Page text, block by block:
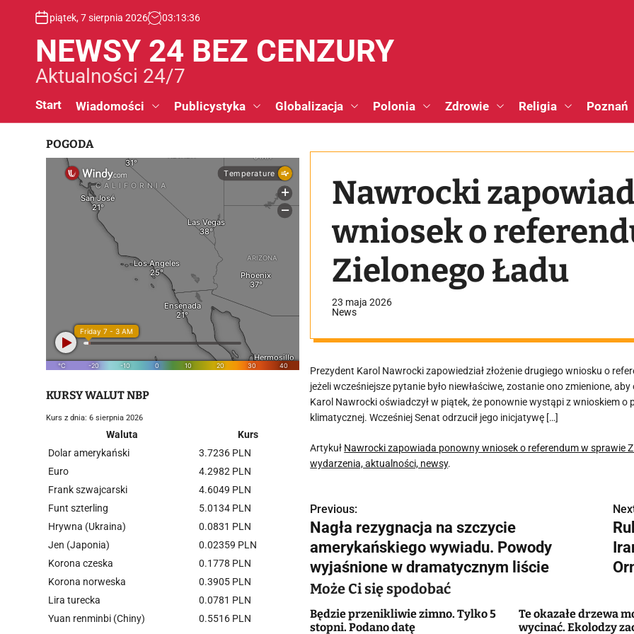
piątek, 7 sierpnia 2026 03:13:36
NEWSY 24 BEZ CENZURY
Aktualności 24/7
Start Wiadomości Publicystyka Globalizacja Polonia Zdrowie Religia Poznań
Nawrocki
wniosek o
Zielonego Ładu
23 maja 2026
News
Prezydent Karol Nawrocki zapowiedział złożenie drugiego wniosku o
jeżeli wcześniejsze pytanie było niewłaściwe, zostanie ono zmienione,
Karol Nawrocki oświadczył w piątek, że ponownie wystąpi z wnioskiem
klimatycznej. Wcześniej Senat odrzucił jego inicjatywę […]
Artykuł Nawrocki zapowiada ponowny wniosek o referendum w sprawie
wydarzenia, aktualności, newsy.
N
a
w
i
g
Previous:
Nagła rezygnacja na szczycie
amerykańskiego wywiadu. Powody
wyjaśnione w dramatycznym liście
Może Ci się spodobać
Będzie przenikliwie zimno. Tylko 5
stopni. Podano datę
Te okazałe drzewa
wycinać. Ekolodzy
POGODA
KURSY WALUT NBP
Kurs z dnia: 6 sierpnia 2026
Waluta
Kurs
Dolar amerykański
3.7236 PLN
Euro
4.2982 PLN
Frank szwajcarski
4.6049 PLN
Funt szterling
5.0134 PLN
Hrywna (Ukraina)
0.0831 PLN
Jen (Japonia)
0.02359 PLN
Korona czeska
0.1778 PLN
Korona norweska
0.3905 PLN
Lira turecka
0.0781 PLN
Yuan renminbi (Chiny)
0.5516 PLN